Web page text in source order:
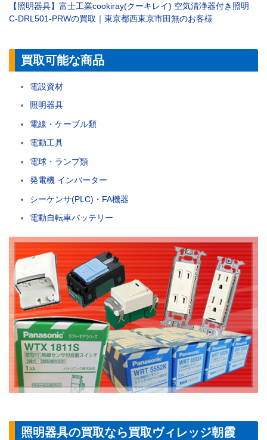
【照明器具】富士工業cookiray(クーキレイ) 空気清浄器付き照明
C-DRL501-PRWの買取｜東京都西東京市田無のお客様
買取可能な商品
電設資材
照明器具
電線・ケーブル類
電動工具
電球・ランプ類
発電機 インバーター
シーケンサ(PLC)・FA機器
電動自転車バッテリー
照明器具の買取なら買取ヴィレッジ朝霞